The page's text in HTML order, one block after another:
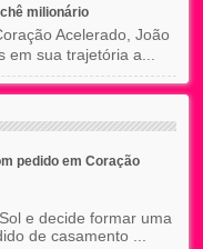
milionário
Acelerado, João
sua trajetória a...
pedido em Coração
e decide formar uma
de casamento ...